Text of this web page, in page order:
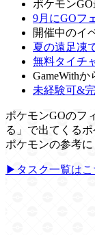
ポケモン
9月にGOフ
開催中のイ
夏の遠足凍
無料タイチ
GameWith
未経験可&
ポケモンGOのフ
る」で出てくる
ポケモンの参考に
▶タスク一覧はこ